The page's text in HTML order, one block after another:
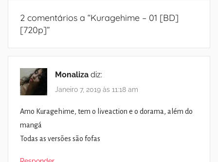
2 comentários a “Kuragehime – 01 [BD]
[720p]”
Monaliza diz:
Janeiro 7, 2019 às 11:18 am
Amo Kuragehime, tem o liveaction e o dorama, além do
mangá
Todas as versões são fofas